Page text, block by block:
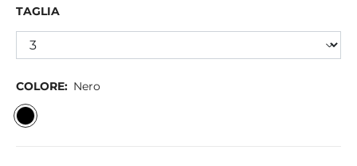
TAGLIA
COLORE: Nero